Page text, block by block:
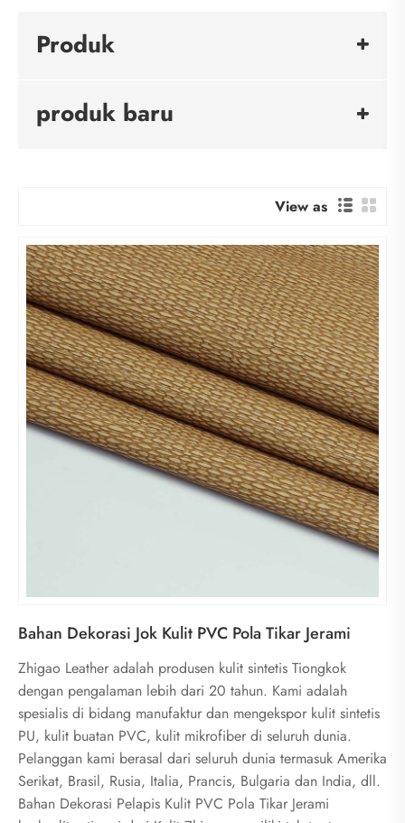
Produk
produk baru
View as
Bahan Dekorasi Jok Kulit PVC Pola Tikar Jerami
Zhigao Leather adalah produsen kulit sintetis Tiongkok
dengan pengalaman lebih dari 20 tahun. Kami adalah
spesialis di bidang manufaktur dan mengekspor kulit sintetis
PU, kulit buatan PVC, kulit mikrofiber di seluruh dunia.
Pelanggan kami berasal dari seluruh dunia termasuk Amerika
Serikat, Brasil, Rusia, Italia, Prancis, Bulgaria dan India, dll.
Bahan Dekorasi Pelapis Kulit PVC Pola Tikar Jerami